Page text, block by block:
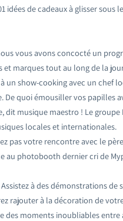
idées de cadeaux à glisser sous
vous avons concocté un
et marques tout au long de la
à un show-cooking avec un chef
De quoi émousiller vos papilles
dit musique maestro ! Le
locales et internationales.
pas votre rencontre avec le
au photobooth dernier cri de
à des démonstrations
rajouter à la décoration de
des moments inoubliables entre